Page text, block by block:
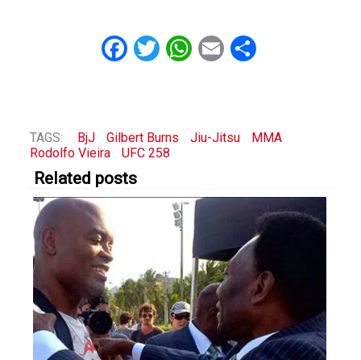
Facebook
Twitter
WhatsApp
EmailShare
TAGS: BjJ Gilbert Burns Jiu-Jitsu
MMA
Rodolfo Vieira
UFC 258
Related posts